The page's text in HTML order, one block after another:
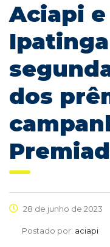
Aciapi e
dos
28 de junho de 2023
Postado por: aciapi